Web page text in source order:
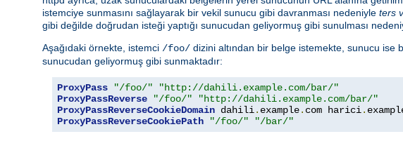
istemciye sunmasını sağlayarak bir vekil sunucu gibi davranması nedeniyle ters
gibi değilde doğrudan isteği yaptığı sunucudan geliyormuş gibi sunulması
Aşağıdaki örnekte, istemci /foo/ dizini altından bir belge istemekte, sunucu ise
sunucudan geliyormuş gibi sunmaktadır:
ProxyPass "/foo/"
"http://dahili.example.com/bar/"
ProxyPassReverse
"/foo/"
"http://dahili.example.com/bar/"
ProxyPassReverseCookieDomain dahili. example. com harici.
ProxyPassReverseCookiePath
"/foo/" "/bar/"